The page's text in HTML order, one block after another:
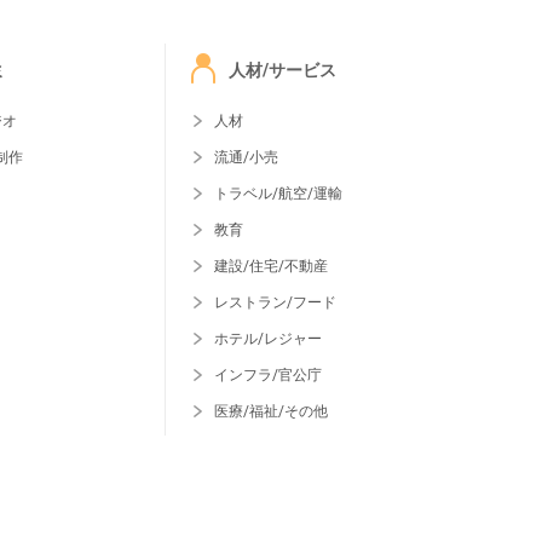
作
人材/サービス
人材
流通/小売
トラベル/航空/運輸
教育
建設/住宅/不動産
レストラン/フード
ホテル/レジャー
インフラ/官公庁
医療/福祉/その他